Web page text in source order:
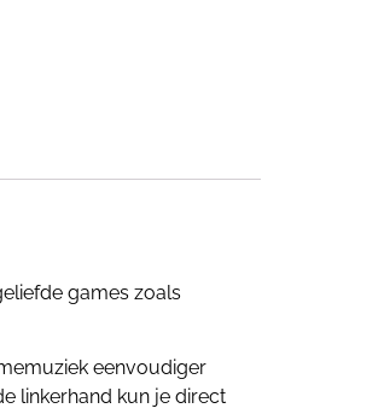
games zoals
eenvoudiger
linkerhand kun je direct